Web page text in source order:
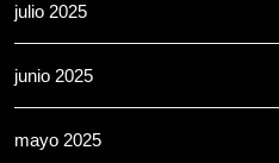
julio 2025
junio 2025
mayo 2025